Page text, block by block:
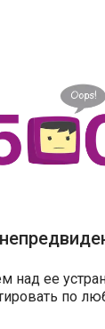
над ее
по